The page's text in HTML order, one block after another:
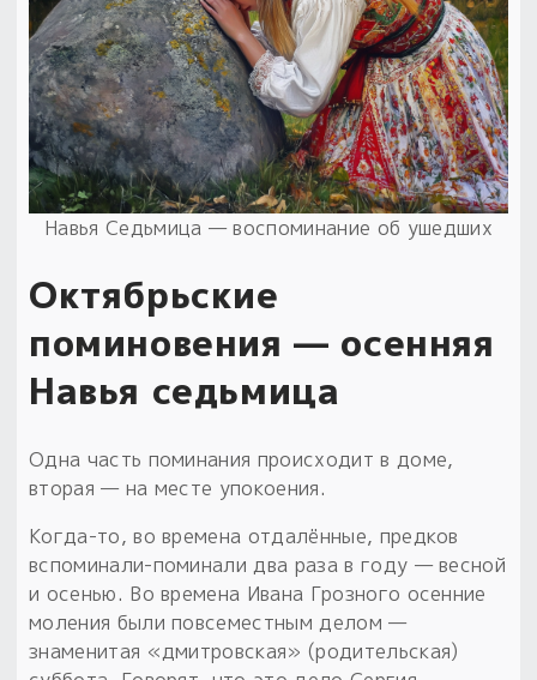
Навья Седьмица — воспоминание об ушедших
Октябрьские
поминовения — осенняя
Навья седьмица
Одна часть поминания происходит в доме,
вторая — на месте упокоения.
Когда-то, во времена отдалённые, предков
вспоминали-поминали два раза в году — весной
и осенью. Во времена Ивана Грозного осенние
моления были повсеместным делом —
знаменитая «дмитровская» (родительская)